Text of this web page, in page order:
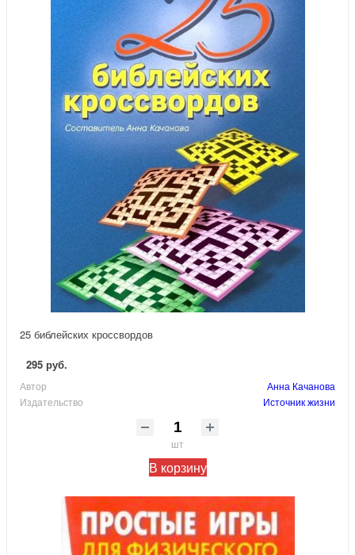
25 библейских кроссвордов
295 руб.
Автор
Анна Качанова
Издательство
Источник жизни
шт
В корзину